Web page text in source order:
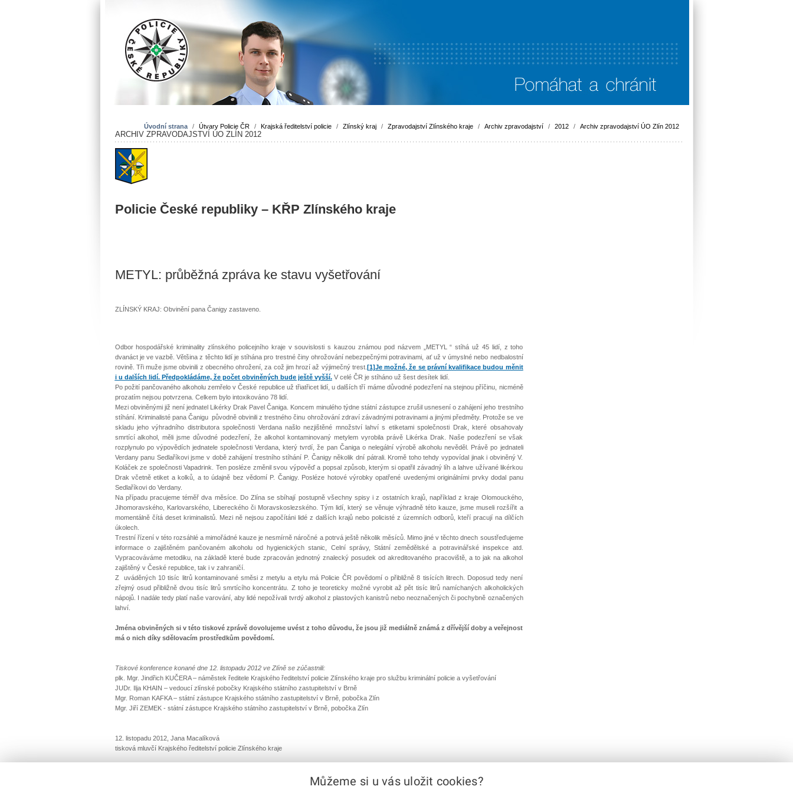
Úvodní strana / Útvary Policie ČR / Krajská ředitelství policie / Zlínský kraj / Zpravodajství Zlínského kraje / Archiv zpravodajství / 2012 / Archiv zpravodajství ÚO Zlín 2012
ARCHIV ZPRAVODAJSTVÍ ÚO ZLÍN 2012
Policie České republiky – KŘP Zlínského kraje
METYL: průběžná zpráva ke stavu vyšetřování
ZLÍNSKÝ KRAJ: Obvinění pana Čanigy zastaveno.
Odbor hospodářské kriminality zlínského policejního kraje v souvislosti s kauzou známou pod názvem „METYL “ stíhá už 45 lidí, z toho
dvanáct je ve vazbě. Většina z těchto lidí je stíhána pro trestné činy ohrožování nebezpečnými potravinami, ať už v úmyslné nebo nedbalostní
rovině. Tři muže jsme obvinili z obecného ohrožení, za což jim hrozí až výjimečný trest. [1]Je možné, že se právní kvalifikace budou měnit
i u dalších lidí. Předpokládáme, že počet obviněných bude ještě vyšší.V celé ČR je stíháno už šest desítek lidí.
Po požití pančovaného alkoholu zemřelo v České republice už třiatřicet lidí, u dalších tří máme důvodné podezření na stejnou příčinu, nicméně
prozatím nejsou potvrzena. Celkem bylo intoxikováno 78 lidí.
Mezi obviněnými již není jednatel Likérky Drak Pavel Čaniga. Koncem minulého týdne státní zástupce zrušil usnesení o zahájení jeho trestního
stíhání. Kriminalisté pana Čanigu původně obvinili z trestného činu ohrožování zdraví závadnými potravinami a jinými předměty. Protože se ve
skladu jeho výhradního distributora společnosti Verdana našlo nezjištěné množství lahví s etiketami společnosti Drak, které obsahovaly
smrtící alkohol, měli jsme důvodné podezření, že alkohol kontaminovaný metylem vyrobila právě Likérka Drak. Naše podezření se však
rozplynulo po výpovědích jednatele společnosti Verdana, který tvrdí, že pan Čaniga o nelegální výrobě alkoholu nevěděl. Právě po jednateli
Verdany panu Sedlaříkovi jsme v době zahájení trestního stíhání P. Čanigy několik dní pátrali. Kromě toho tehdy vypovídal jinak i obviněný V.
Koláček ze společnosti Vapadrink. Ten posléze změnil svou výpověď a popsal způsob, kterým si opatřil závadný líh a lahve užívané likérkou
Drak včetně etiket a kolků, a to údajně bez vědomí P. Čanigy. Posléze hotové výrobky opatřené uvedenými originálními prvky dodal panu
Sedlaříkovi do Verdany.
Na případu pracujeme téměř dva měsíce. Do Zlína se sbíhají postupně všechny spisy i z ostatních krajů, například z kraje Olomouckého,
Jihomoravského, Karlovarského, Libereckého či Moravskoslezského. Tým lidí, který se věnuje výhradně této kauze, jsme museli rozšířit a
momentálně čítá deset kriminalistů. Mezi ně nejsou započítáni lidé z dalších krajů nebo policisté z územních odborů, kteří pracují na dílčích
úkolech.
Trestní řízení v této rozsáhlé a mimořádné kauze je nesmírně náročné a potrvá ještě několik měsíců. Mimo jiné v těchto dnech soustřeďujeme
informace o zajištěném pančovaném alkoholu od hygienických stanic, Celní správy, Státní zemědělské a potravinářské inspekce atd.
Vypracováváme metodiku, na základě které bude zpracován jednotný znalecký posudek od akreditovaného pracoviště, a to jak na alkohol
zajištěný v České republice, tak i v zahraničí.
Z uváděných 10 tisíc litrů kontaminované směsi z metylu a etylu má Policie ČR povědomí o přibližně 8 tisících litrech. Doposud tedy není
zřejmý osud přibližně dvou tisíc litrů smrtícího koncentrátu. Z toho je teoreticky možné vyrobit až pět tisíc litrů namíchaných alkoholických
nápojů. I nadále tedy platí naše varování, aby lidé nepožívali tvrdý alkohol z plastových kanistrů nebo neoznačených či pochybně označených
lahví.
Jména obviněných si v této tiskové zprávě dovolujeme uvést z toho důvodu, že jsou již mediálně známá z dřívější doby a veřejnost
má o nich díky sdělovacím prostředkům povědomí.
Tiskové konference konané dne 12. listopadu 2012 ve Zlíně se zúčastnili:
plk. Mgr. Jindřich KUČERA – náměstek ředitele Krajského ředitelství policie Zlínského kraje pro službu kriminální policie a vyšetřování
JUDr. Ilja KHAIN – vedoucí zlínské pobočky Krajského státního zastupitelství v Brně
Mgr. Roman KAFKA – státní zástupce Krajského státního zastupitelství v Brně, pobočka Zlín
Mgr. Jiří ZEMEK - státní zástupce Krajského státního zastupitelství v Brně, pobočka Zlín
12. listopadu 2012, Jana Macalíková
tisková mluvčí Krajského ředitelství policie Zlínského kraje
v jednom objektu v Opavě vyrobili celkem 10 tisíc litrů směsi složené z 50 % metylalkoholu a z 50 % etanolu. Přitom vzhledem ke svým
Můžeme si u vás uložit cookies?